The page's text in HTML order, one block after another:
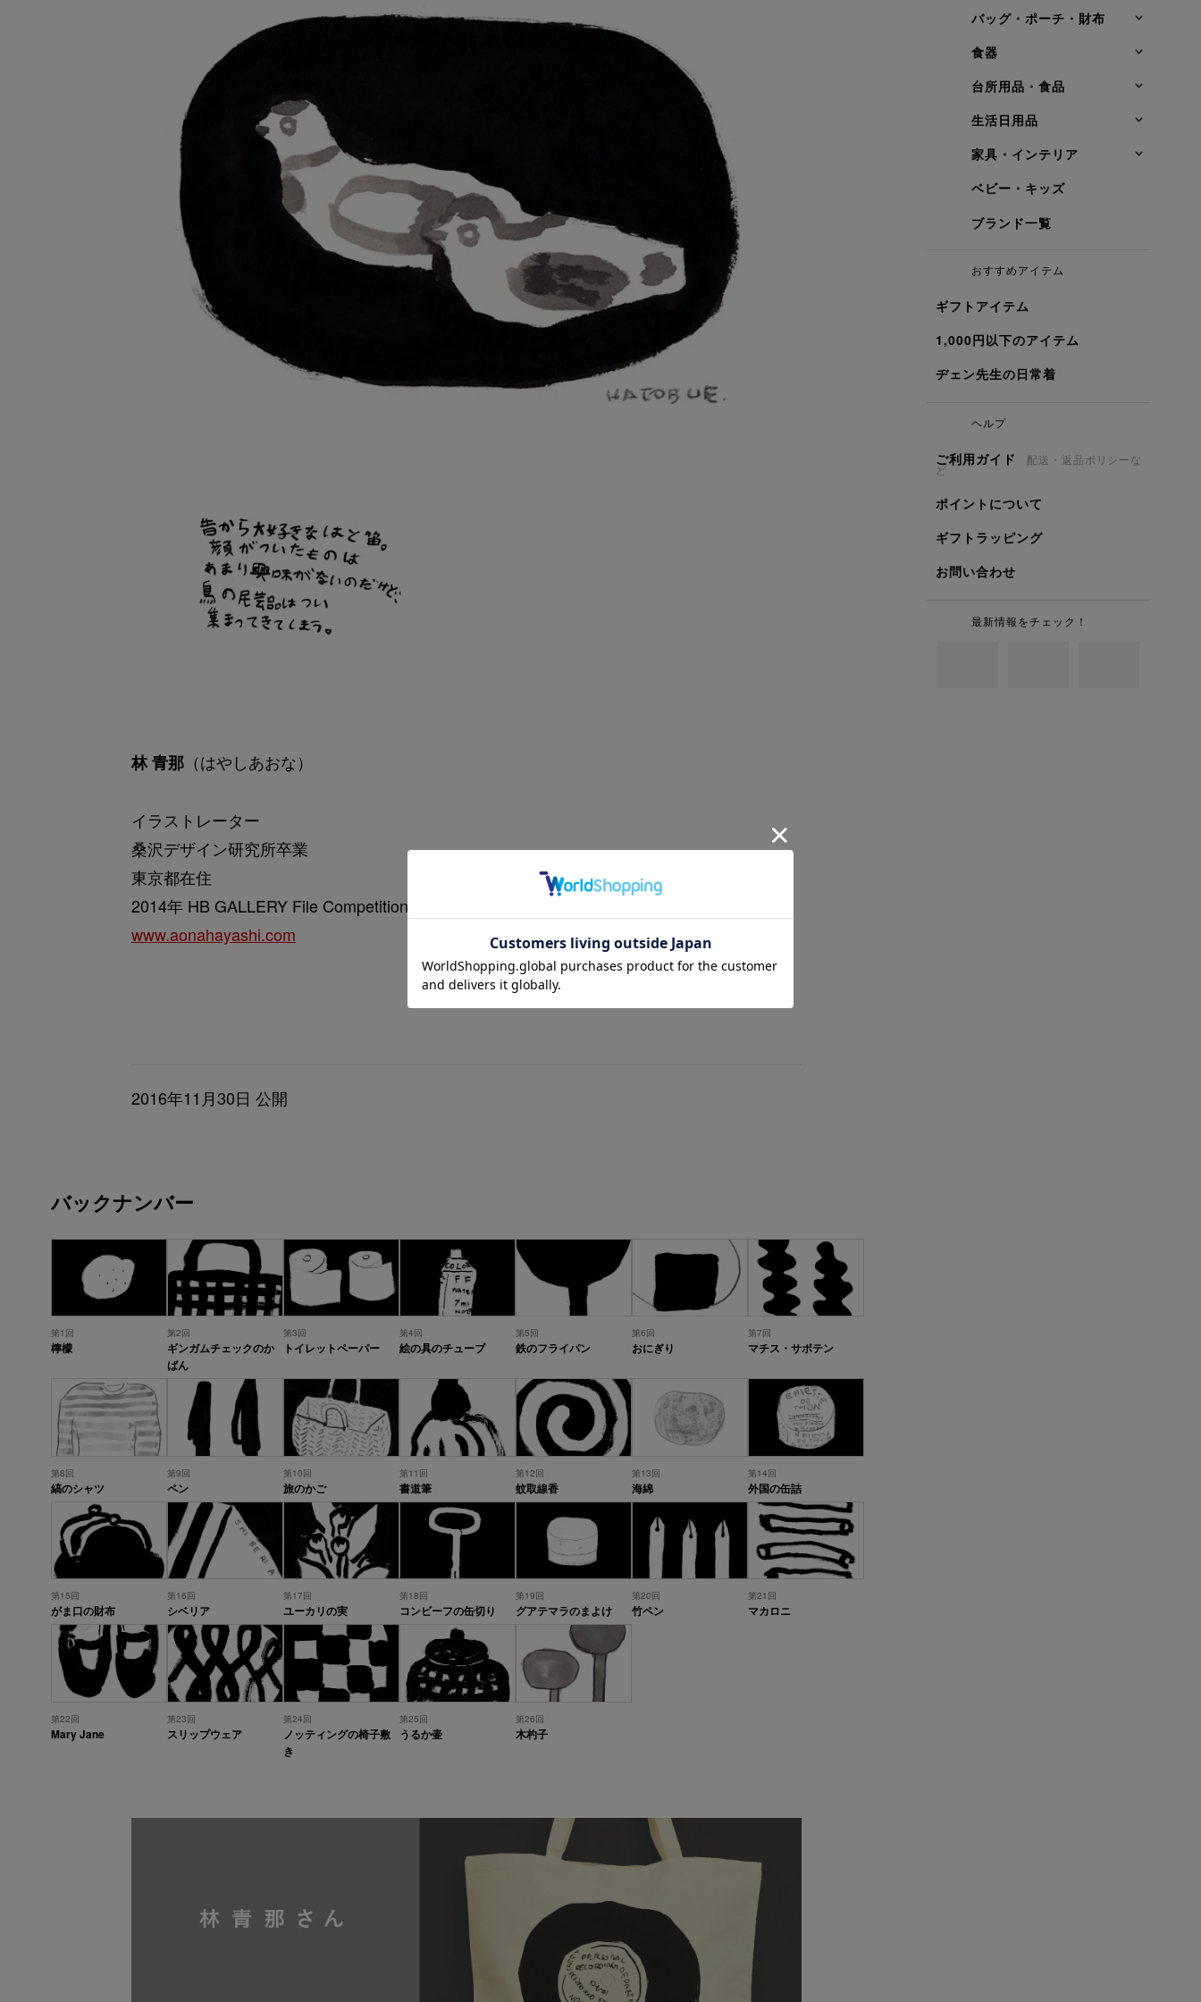
バッグ・ポーチ・財布
食器
台所用品・食品
生活日用品
家具・インテリア
ベビー・キッズ
ブランド一覧
おすすめアイテム
ギフトアイテム
1,000円以下のアイテム
ヂェン先生の日常着
ヘルプ
ご利用ガイド 配送・返品ポリシーな
ど
ポイントについて
ギフトラッピング
お問い合わせ
最新情報をチェック！
林 青那 （はやしあおな）
イラストレーター
桑沢デザイン研究所卒業
東京都在住
2014年 HB GALLERY File Competition Vol.24 大賞（鈴木成一賞）
www.aonahayashi.com
2016年11月30日 公開
バックナンバー
第1回
檸檬
第2回
ギンガムチェックのか
ばん
第3回
トイレットペーパー
第4回
絵の具のチューブ
第5回
鉄のフライパン
第6回
おにぎり
第7回
マチス・サボテン
第8回
縞のシャツ
第9回
ペン
第10回
旅のかご
第11回
書道筆
第12回
蚊取線香
第13回
海綿
第14回
外国の缶詰
第15回
がま口の財布
第16回
シベリア
第17回
ユーカリの実
第18回
コンビーフの缶切り
第19回
グアテマラのまよけ
第20回
竹ペン
第21回
マカロニ
第22回
Mary Jane
第23回
スリップウェア
第24回
ノッティングの椅子敷
き
第25回
うるか壷
第26回
木杓子